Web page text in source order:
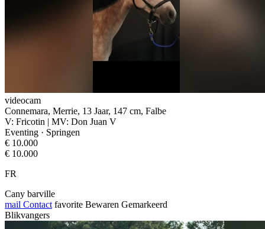
videocam
Connemara, Merrie, 13 Jaar, 147 cm, Falbe
V: Fricotin | MV: Don Juan V
Eventing · Springen
€ 10.000
€ 10.000
FR
Cany barville
mail Contact favorite Bewaren Gemarkeerd
Blikvangers